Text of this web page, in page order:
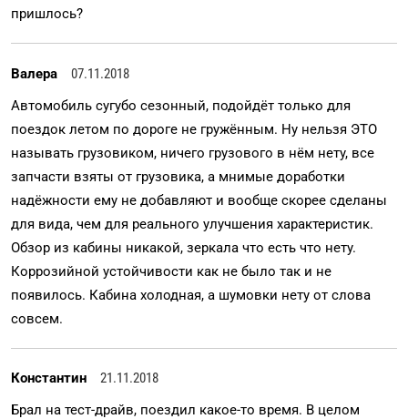
пришлось?
Валера
07.11.2018
Автомобиль сугубо сезонный, подойдёт только для
поездок летом по дороге не гружённым. Ну нельзя ЭТО
называть грузовиком, ничего грузового в нём нету, все
запчасти взяты от грузовика, а мнимые доработки
надёжности ему не добавляют и вообще скорее сделаны
для вида, чем для реального улучшения характеристик.
Обзор из кабины никакой, зеркала что есть что нету.
Коррозийной устойчивости как не было так и не
появилось. Кабина холодная, а шумовки нету от слова
совсем.
Константин
21.11.2018
Брал на тест-драйв, поездил какое-то время. В целом